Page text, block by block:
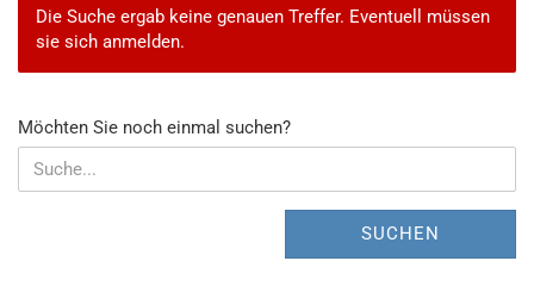
Die Suche ergab keine genauen Treffer. Eventuell müssen
sie sich anmelden.
MÖCHTEN
SIE
NOCH
Möchten Sie noch einmal suchen?
SUCHEN